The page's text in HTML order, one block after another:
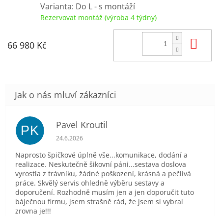
Varianta: Do L - s montáží
Rezervovat montáž (výroba 4 týdny)
66 980 Kč
PK Pavel Kroutil
Hodnocení obchodu je 5 z 5 hvězdiček.
24.6.2026
Naprosto špičkové úplně vše...komunikace, dodání a
realizace. Neskutečně šikovní páni...sestava doslova
vyrostla z trávníku, žádné poškození, krásná a pečlivá
práce. Skvělý servis ohledně výběru sestavy a
doporučení. Rozhodně musím jen a jen doporučit tuto
báječnou firmu, jsem strašně rád, že jsem si vybral
zrovna je!!!